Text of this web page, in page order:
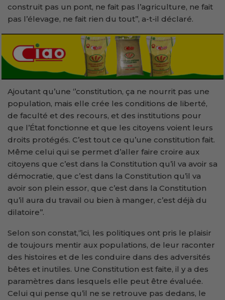
construit pas un pont, ne fait pas l’agriculture, ne fait
pas l’élevage, ne fait rien du tout’’, a-t-il déclaré.
Ajoutant qu’une ‘’constitution, ça ne nourrit pas une
population, mais elle crée les conditions de liberté,
de faculté et des recours, et des institutions pour
que l’État fonctionne et que les citoyens voient leurs
droits protégés. C’est tout ce qu’une constitution fait.
Même celui qui se permet d’aller faire croire aux
citoyens que c’est dans la Constitution qu’il va avoir sa
démocratie, que c’est dans la Constitution qu’il va
avoir son plein essor, que c’est dans la Constitution
qu’il aura du travail ou bien à manger, c’est déjà du
dilatoire’’.
Selon son constat,‘’ici, les politiques ont pris le plaisir
de toujours mentir aux populations, de leur raconter
des histoires et de les conduire dans des adversités
bêtes et inutiles. Une Constitution est faite, il y a des
paramètres dans lesquels elle peut être évaluée.
Celui qui pense qu’il ne se retrouve pas dedans, le